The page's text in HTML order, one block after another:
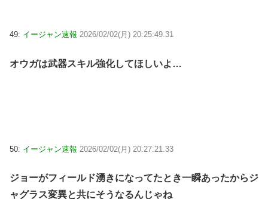
49: イージャン速報 2026/02/02(月) 20:25:49.31
オウガは武器スキル強化してほしいよ…
50: イージャン速報 2026/02/02(月) 20:27:21.33
ジョーがフィールド湧きになってたとき一瞬あったからジ
ャグラス変異と共にそうなるんじゃね